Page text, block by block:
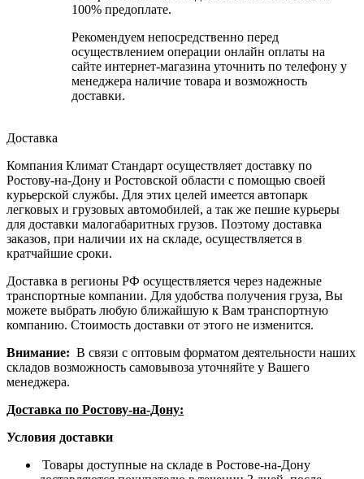
100% предоплате.
Рекомендуем непосредственно перед
осуществлением операции онлайн оплаты на
сайте интернет-магазина уточнить по телефону у
менеджера наличие товара и возможность
доставки.
Доставка
Компания Климат Стандарт осуществляет доставку по
Ростову-на-Дону и Ростовской области с помощью своей
курьерской службы. Для этих целей имеется автопарк
легковых и грузовых автомобилей, а так же пешие курьеры
для доставки малогабаритных грузов. Поэтому доставка
заказов, при наличии их на складе, осуществляется в
кратчайшие сроки.
Доставка в регионы РФ осуществляется через надежные
транспортные компании. Для удобства получения груза, Вы
можете выбрать любую ближайшую к Вам транспортную
компанию. Стоимость доставки от этого не изменится.
Внимание: В связи с оптовым форматом деятельности наших
складов возможность самовывоза уточняйте у Вашего
менеджера.
Доставка по Ростову-на-Дону:
Условия доставки
Товары доступные на складе в Ростове-на-Дону